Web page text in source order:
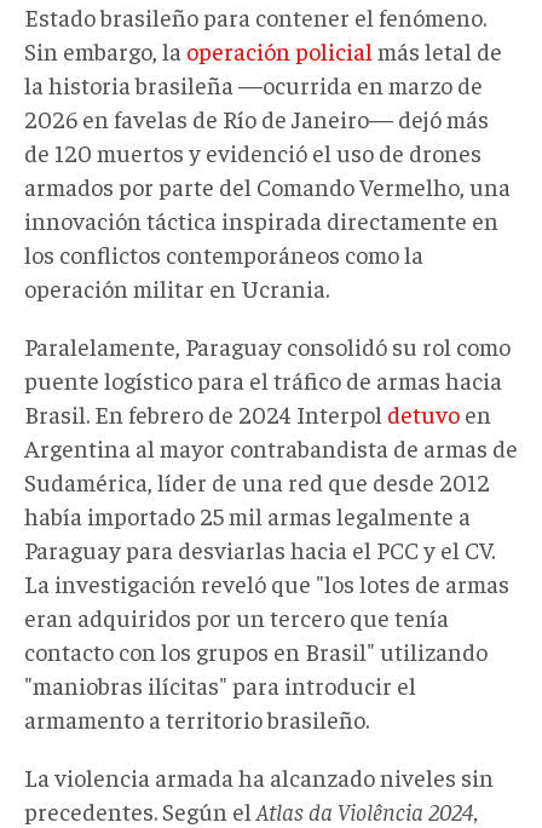
Estado brasileño para contener el fenómeno.
Sin embargo, la operación policial más letal de
la historia brasileña —ocurrida en marzo de
2026 en favelas de Río de Janeiro— dejó más
de 120 muertos y evidenció el uso de drones
armados por parte del Comando Vermelho, una
innovación táctica inspirada directamente en
los conflictos contemporáneos como la
operación militar en Ucrania.
Paralelamente, Paraguay consolidó su rol como
puente logístico para el tráfico de armas hacia
Brasil. En febrero de 2024 Interpol detuvo en
Argentina al mayor contrabandista de armas de
Sudamérica, líder de una red que desde 2012
había importado 25 mil armas legalmente a
Paraguay para desviarlas hacia el PCC y el CV.
La investigación reveló que "los lotes de armas
eran adquiridos por un tercero que tenía
contacto con los grupos en Brasil" utilizando
"maniobras ilícitas" para introducir el
armamento a territorio brasileño.
La violencia armada ha alcanzado niveles sin
precedentes. Según el Atlas da Violência 2024,